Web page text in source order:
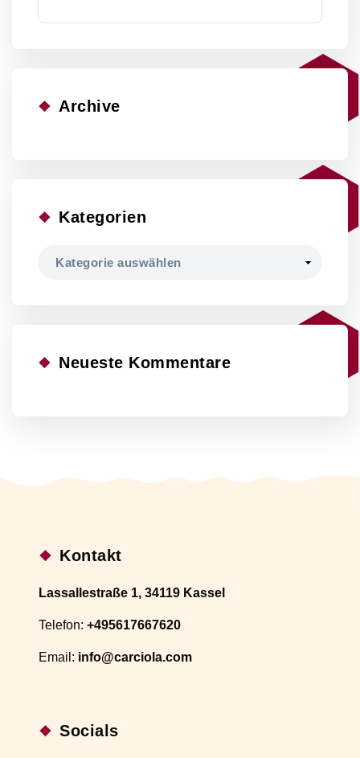
Archive
Kategorien
Neueste Kommentare
Kontakt
Lassallestraße 1, 34119 Kassel
Telefon: +495617667620
Email: info@carciola.com
Socials